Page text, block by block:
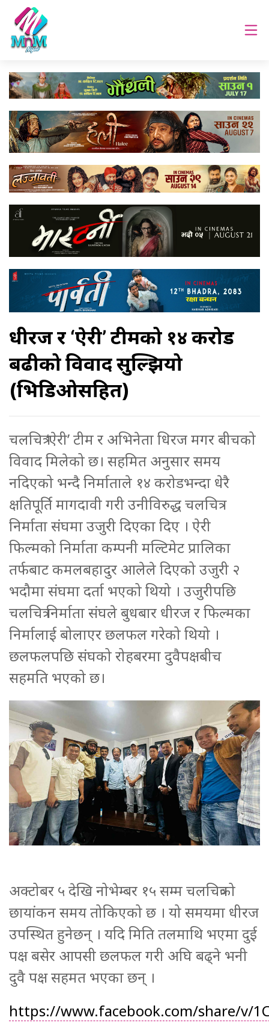
धीरज र ‘ऐरी’ टीमको १४ करोड
बढीको विवाद सुल्झियो
(भिडिओसहित)
चलचित्र ‘ऐरी’ टीम र अभिनेता धिरज मगर बीचको
विवाद मिलेको छ। सहमित अनुसार समय
नदिएको भन्दै निर्माताले १४ करोडभन्दा धेरै
क्षतिपूर्ति मागदावी गरी उनीविरुद्ध चलचित्र
निर्माता संघमा उजुरी दिएका दिए । ऐरी
फिल्मको निर्माता कम्पनी मल्टिमेट प्रालिका
तर्फबाट कमलबहादुर आलेले दिएको उजुरी २
भदौमा संघमा दर्ता भएको थियो । उजुरीपछि
चलचित्र निर्माता संघले बुधबार धीरज र फिल्मका
निर्मालाई बोलाएर छलफल गरेको थियो ।
छलफलपछि संघको रोहबरमा दुवैपक्षबीच
सहमति भएको छ।
अक्टोबर ५ देखि नोभेम्बर १५ सम्म चलचित्रको
छायांकन समय तोकिएको छ । यो समयमा धीरज
उपस्थित हुनेछन् । यदि मिति तलमाथि भएमा दुई
पक्ष बसेर आपसी छलफल गरी अघि बढ्ने भनी
दुवै पक्ष सहमत भएका छन् ।
https://www.facebook.com/share/v/